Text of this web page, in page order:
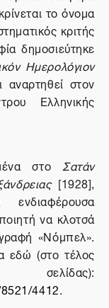
το όνομα
κριτής
δημοσιεύτηκε
Ημερολόγιον
αναρτηθεί στον
Ελληνικής
στο Σατάν
[1928],
να κλοτσά
«Νόμπελ».
εδώ (στο τέλος
4412.